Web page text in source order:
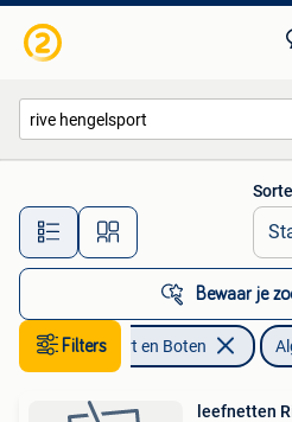
Alle
Bewaar je
Filters
Watersport en Boten
leefnetten